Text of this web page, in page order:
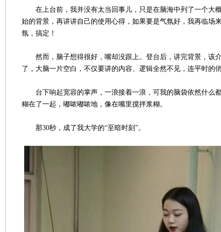
在上台前，我并没有太当回事儿，只是在脑海中列了一个大
始的背景，再讲讲自己的使用心得，如果要是气氛好，我再临场
氛，搞定！
然而，脑子想得很好，嘴却没跟上。登台后，讲完背景，该
了，大脑一片空白，不仅要讲的内容、逻辑全然不见，连平时的
台下响起宽容的掌声，一浪接着一浪，可我的脑袋依然什么
糊在了一起，嘟哝嘟哝地，像在嘴里搅拌浆糊。
那30秒，成了我大学的“至暗时刻”。